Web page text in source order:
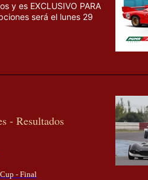
y es EXCLUSIVO PARA
será el lunes 29
- Resultados
- Final